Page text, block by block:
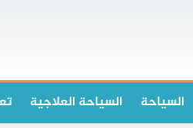
السياحة السياحة العلاجية